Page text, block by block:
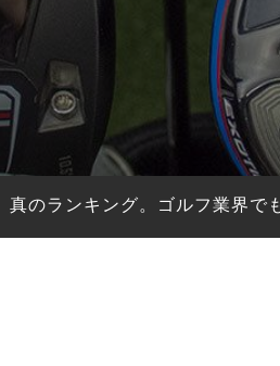
のランキング。ゴルフ業界で